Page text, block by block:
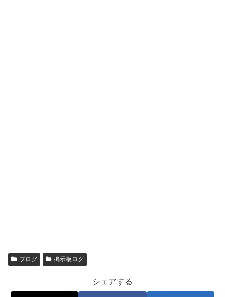
ブログ 掲示板ログ
シェアする